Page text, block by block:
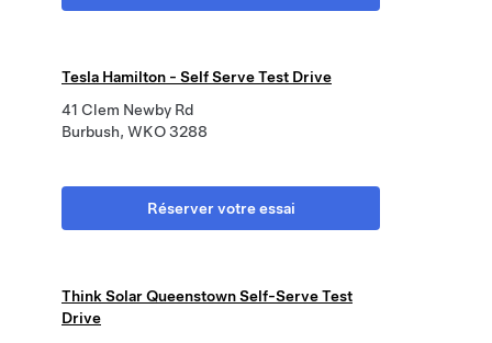
Tesla Hamilton - Self Serve Test Drive
41 Clem Newby Rd
Burbush, WKO 3288
Réserver votre essai
Think Solar Queenstown Self-Serve Test
Drive